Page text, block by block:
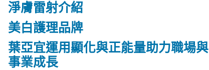
淨膚雷射介紹
美白護理品牌
葉亞宜運用顯化與正能量助力職場與
事業成長